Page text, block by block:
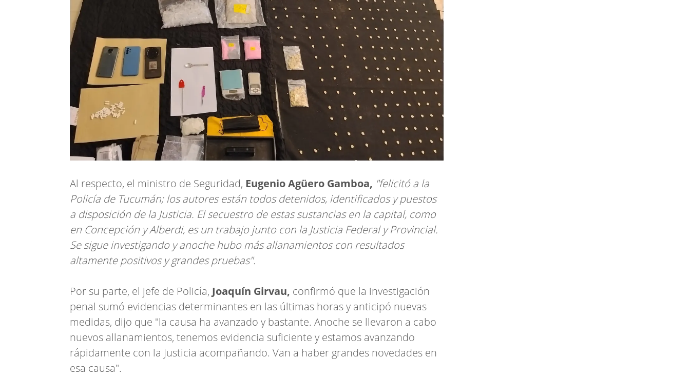
Al respecto, el ministro de Seguridad, Eugenio Agüero Gamboa, "felicitó a la
Policía de Tucumán; los autores están todos detenidos, identificados y puestos
a disposición de la Justicia. El secuestro de estas sustancias en la capital, como
en Concepción y Alberdi, es un trabajo junto con la Justicia Federal y Provincial.
Se sigue investigando y anoche hubo más allanamientos con resultados
altamente positivos y grandes pruebas".
Por su parte, el jefe de Policía, Joaquín Girvau, confirmó que la investigación
penal sumó evidencias determinantes en las últimas horas y anticipó nuevas
medidas, dijo que "la causa ha avanzado y bastante. Anoche se llevaron a cabo
nuevos allanamientos, tenemos evidencia suficiente y estamos avanzando
rápidamente con la Justicia acompañando. Van a haber grandes novedades en
esa causa".